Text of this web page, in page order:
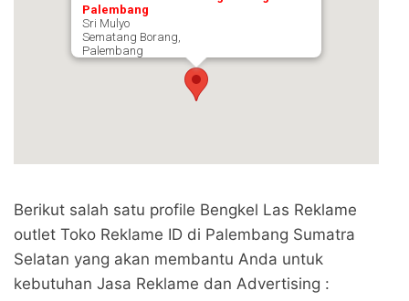
Palembang
Sri Mulyo
Sematang Borang,
Palembang
Berikut salah satu profile Bengkel Las Reklame
outlet Toko Reklame ID di Palembang Sumatra
Selatan yang akan membantu Anda untuk
kebutuhan Jasa Reklame dan Advertising :